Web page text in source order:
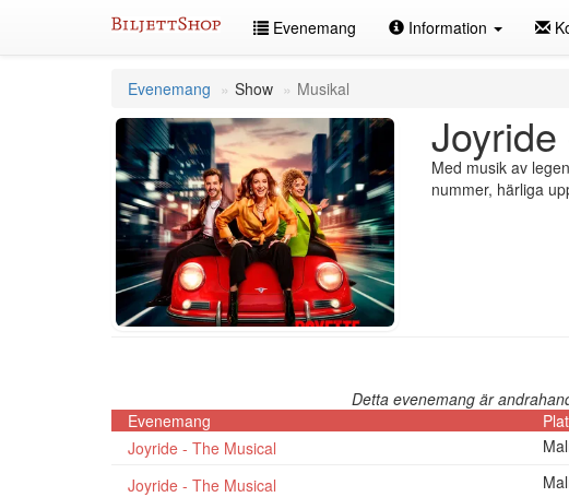
Evenemang Information
Evenemang Show Musikal
Med musik av
nummer, härliga
Detta evenemang är
Evenemang
Joyride - The Musical
Joyride - The Musical